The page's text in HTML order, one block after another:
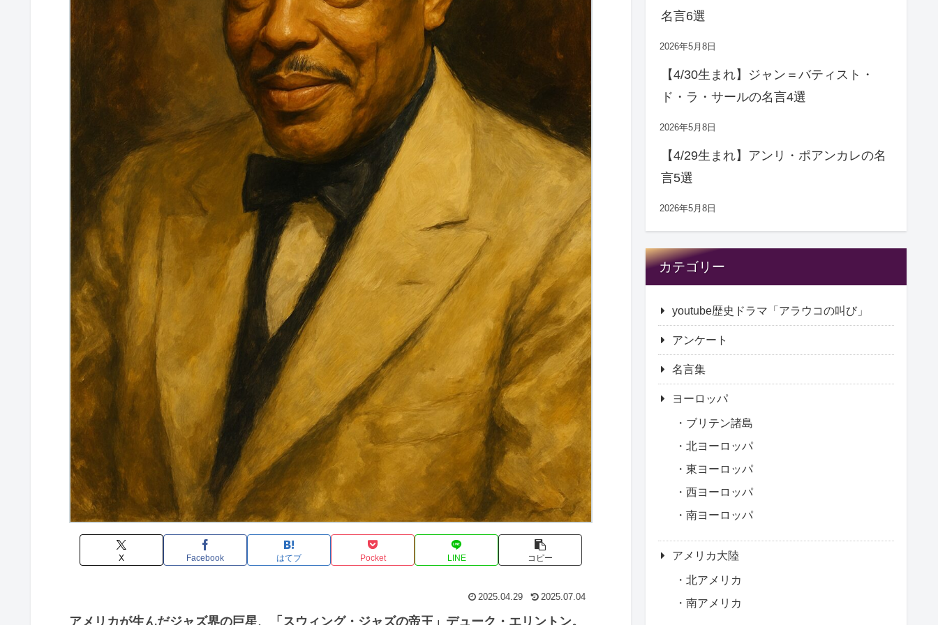
X Facebook はてブ Pocket LINE コピー
2025.04.29 2025.07.04
アメリカが生んだジャズ界の巨星、「スウィング・ジャズの帝王」デューク・エリントン。
名言6選
2026年5月8日
【4/30生まれ】ジャン＝バティスト・
ド・ラ・サールの名言4選
2026年5月8日
【4/29生まれ】アンリ・ポアンカレの名
言5選
2026年5月8日
カテゴリー
youtube歴史ドラマ「アラウコの叫び」
アンケート
名言集
ヨーロッパ
ブリテン諸島
北ヨーロッパ
東ヨーロッパ
西ヨーロッパ
南ヨーロッパ
アメリカ大陸
北アメリカ
南アメリカ